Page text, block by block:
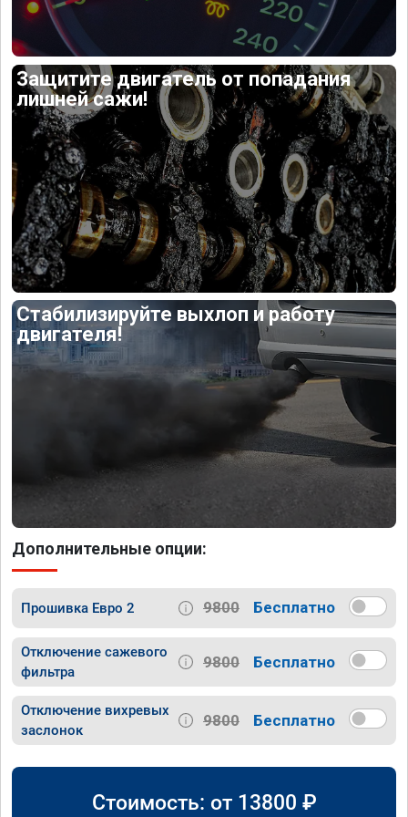
Защитите двигатель от попадания
лишней сажи!
Стабилизируйте выхлоп и работу
двигателя!
Дополнительные опции:
Прошивка Евро 2 9800 Бесплатно
Отключение сажевого
фильтра
9800 Бесплатно
Отключение вихревых
заслонок
9800 Бесплатно
Стоимость: от 13800 ₽